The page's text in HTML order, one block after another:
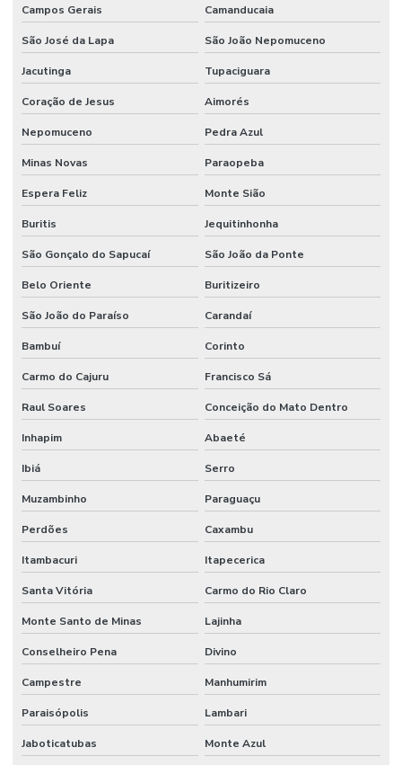
Campos Gerais Camanducaia
São José da Lapa São João Nepomuceno
Jacutinga Tupaciguara
Coração de Jesus Aimorés
Nepomuceno Pedra Azul
Minas Novas Paraopeba
Espera Feliz Monte Sião
Buritis Jequitinhonha
São Gonçalo do Sapucaí São João da Ponte
Belo Oriente Buritizeiro
São João do Paraíso Carandaí
Bambuí Corinto
Carmo do Cajuru Francisco Sá
Raul Soares Conceição do Mato Dentro
Inhapim Abaeté
Ibiá Serro
Muzambinho Paraguaçu
Perdões Caxambu
Itambacuri Itapecerica
Santa Vitória Carmo do Rio Claro
Monte Santo de Minas Lajinha
Conselheiro Pena Divino
Campestre Manhumirim
Paraisópolis Lambari
Jaboticatubas Monte Azul